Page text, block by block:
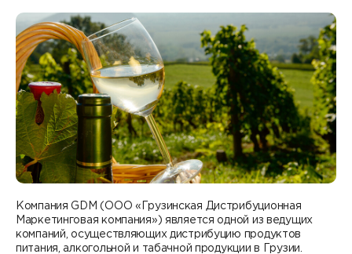
О компании
Карьера
Контакты
Клиенты и проекты
Решения
DATAREON Platform
DATAREON ESB
Пресс-центр
Новости
Анонсы мероприятий
СМИ о нас
Услуги
Образовательный марафон: ваш рывок к новым
знаниям
Учебные курсы DATAREON
Партнеры
Партнерство с DATAREON
Центр экспертизы
Компания GDM (ООО «Грузинская Дистрибуционная
Маркетинговая компания») является одной из ведущих
компаний, осуществляющих дистрибуцию продуктов
питания, алкогольной и табачной продукции в Грузии.